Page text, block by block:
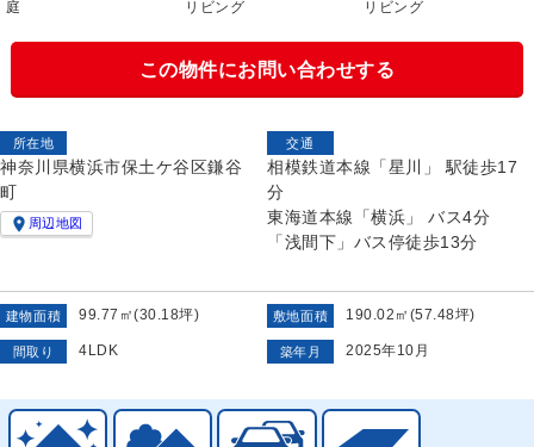
庭 リビング リビング
この物件にお問い合わせする
所在地
神奈川県横浜市保土ケ谷区鎌谷
町
 周辺地図
交通
相模鉄道本線「星川」 駅徒歩17
分
東海道本線「横浜」 バス4分
「浅間下」バス停徒歩13分
建物面積 99.77㎡(30.18坪) 敷地面積 190.02㎡(57.48坪)
間取り 4LDK 築年月 2025年10月